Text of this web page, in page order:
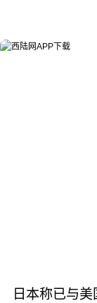
日本称已与